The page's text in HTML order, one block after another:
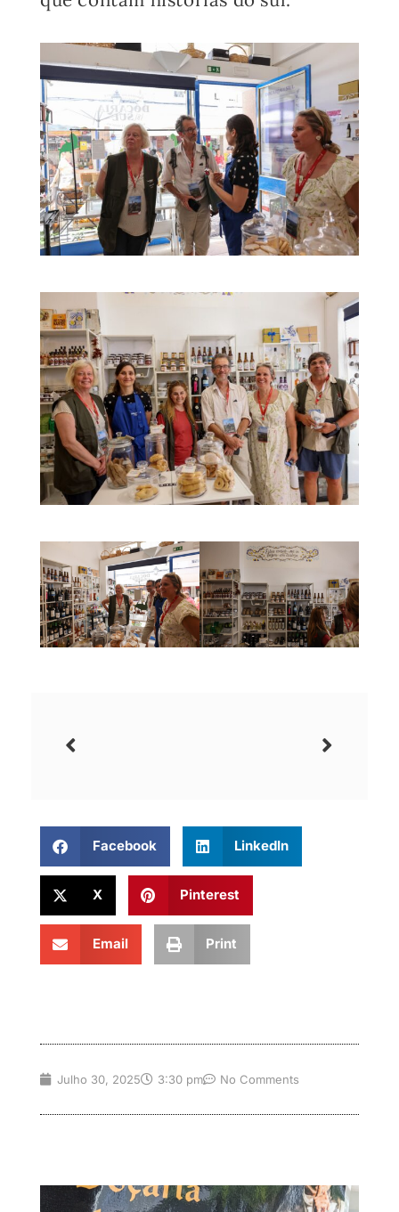
Facebook LinkedIn
X Pinterest
Email Print
Julho 30, 2025 3:30 pm No Comments